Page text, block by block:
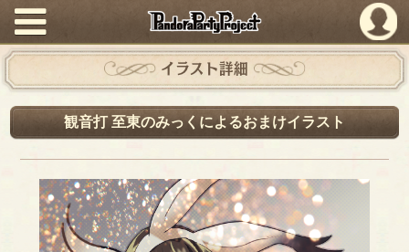
PandoraPartyProject
イラスト詳細
観音打 至東のみっくによるおまけイラスト